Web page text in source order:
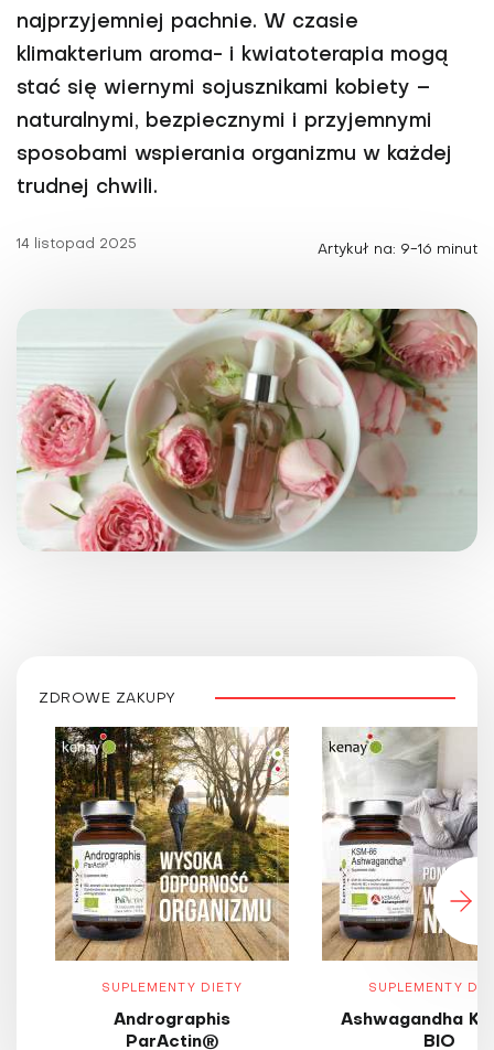
najprzyjemniej pachnie. W czasie
klimakterium aroma- i kwiatoterapia mogą
stać się wiernymi sojusznikami kobiety –
naturalnymi, bezpiecznymi i przyjemnymi
sposobami wspierania organizmu w każdej
trudnej chwili.
14 listopad 2025 Artykuł na: 9-16 minut
ZDROWE ZAKUPY
SUPLEMENTY DIETY
Andrographis
ParActin®
SUPLEMENTY
Ashwagandha
BIO